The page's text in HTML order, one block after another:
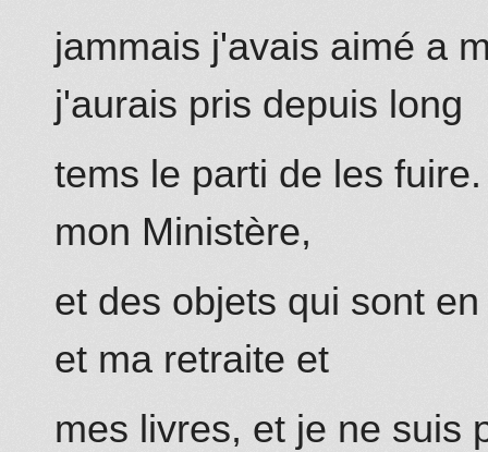
jammais j'avais aimé a
j'aurais pris depuis long
tems le parti de les
mon Ministère,
et des objets qui sont
et ma retraite et
mes livres, et je ne suis